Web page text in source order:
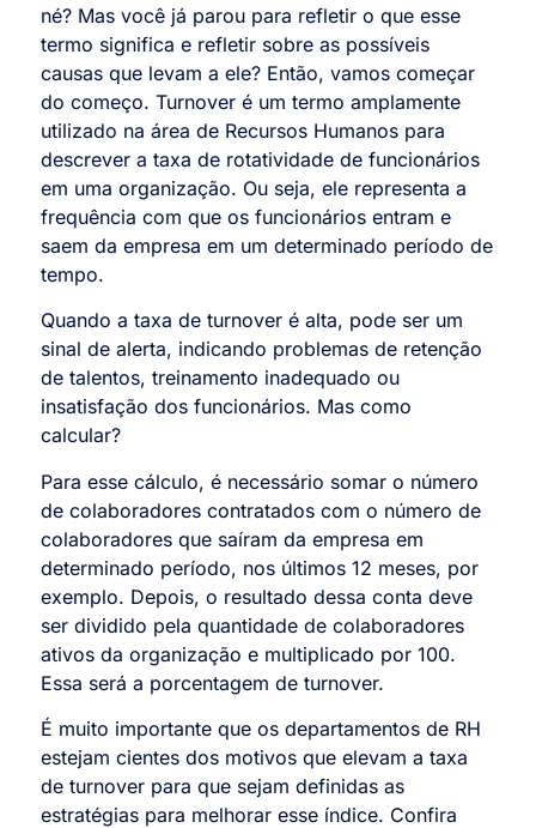
né? Mas você já parou para refletir o que esse
termo significa e refletir sobre as possíveis
causas que levam a ele? Então, vamos começar
do começo. Turnover é um termo amplamente
utilizado na área de Recursos Humanos para
descrever a taxa de rotatividade de funcionários
em uma organização. Ou seja, ele representa a
frequência com que os funcionários entram e
saem da empresa em um determinado período de
tempo.
Quando a taxa de turnover é alta, pode ser um
sinal de alerta, indicando problemas de retenção
de talentos, treinamento inadequado ou
insatisfação dos funcionários. Mas como
calcular?
Para esse cálculo, é necessário somar o número
de colaboradores contratados com o número de
colaboradores que saíram da empresa em
determinado período, nos últimos 12 meses, por
exemplo. Depois, o resultado dessa conta deve
ser dividido pela quantidade de colaboradores
ativos da organização e multiplicado por 100.
Essa será a porcentagem de turnover.
É muito importante que os departamentos de RH
estejam cientes dos motivos que elevam a taxa
de turnover para que sejam definidas as
estratégias para melhorar esse índice. Confira